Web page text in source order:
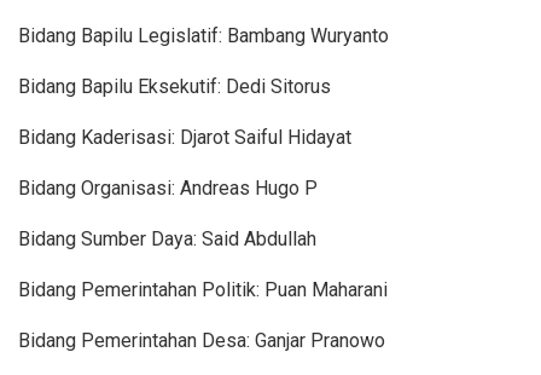
Bidang Bapilu Legislatif: Bambang Wuryanto
Bidang Bapilu Eksekutif: Dedi Sitorus
Bidang Kaderisasi: Djarot Saiful Hidayat
Bidang Organisasi: Andreas Hugo P
Bidang Sumber Daya: Said Abdullah
Bidang Pemerintahan Politik: Puan Maharani
Bidang Pemerintahan Desa: Ganjar Pranowo